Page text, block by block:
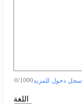
0/1000 سجل دخول للمزيد
اللغة